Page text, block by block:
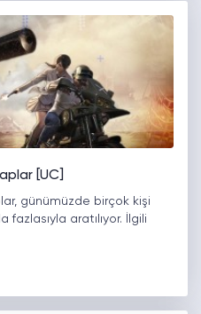
[UC]
günümüzde birçok kişi
aratılıyor. İlgili